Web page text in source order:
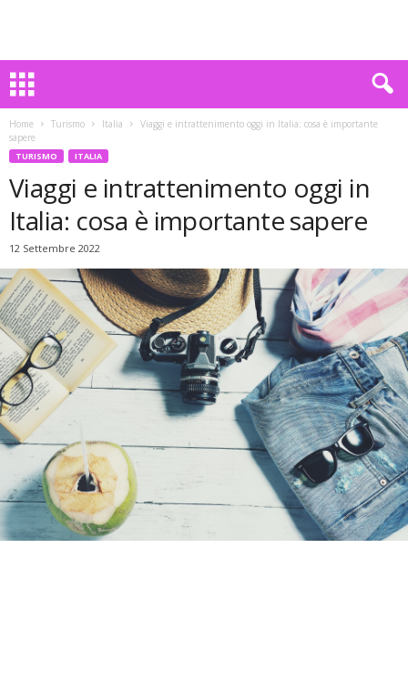
Home Turismo Italia
Viaggi e intrattenimento oggi in Italia: cosa è importante
sapere
TURISMO ITALIA
Viaggi e intrattenimento oggi in
Italia: cosa è importante sapere
12 Settembre 2022